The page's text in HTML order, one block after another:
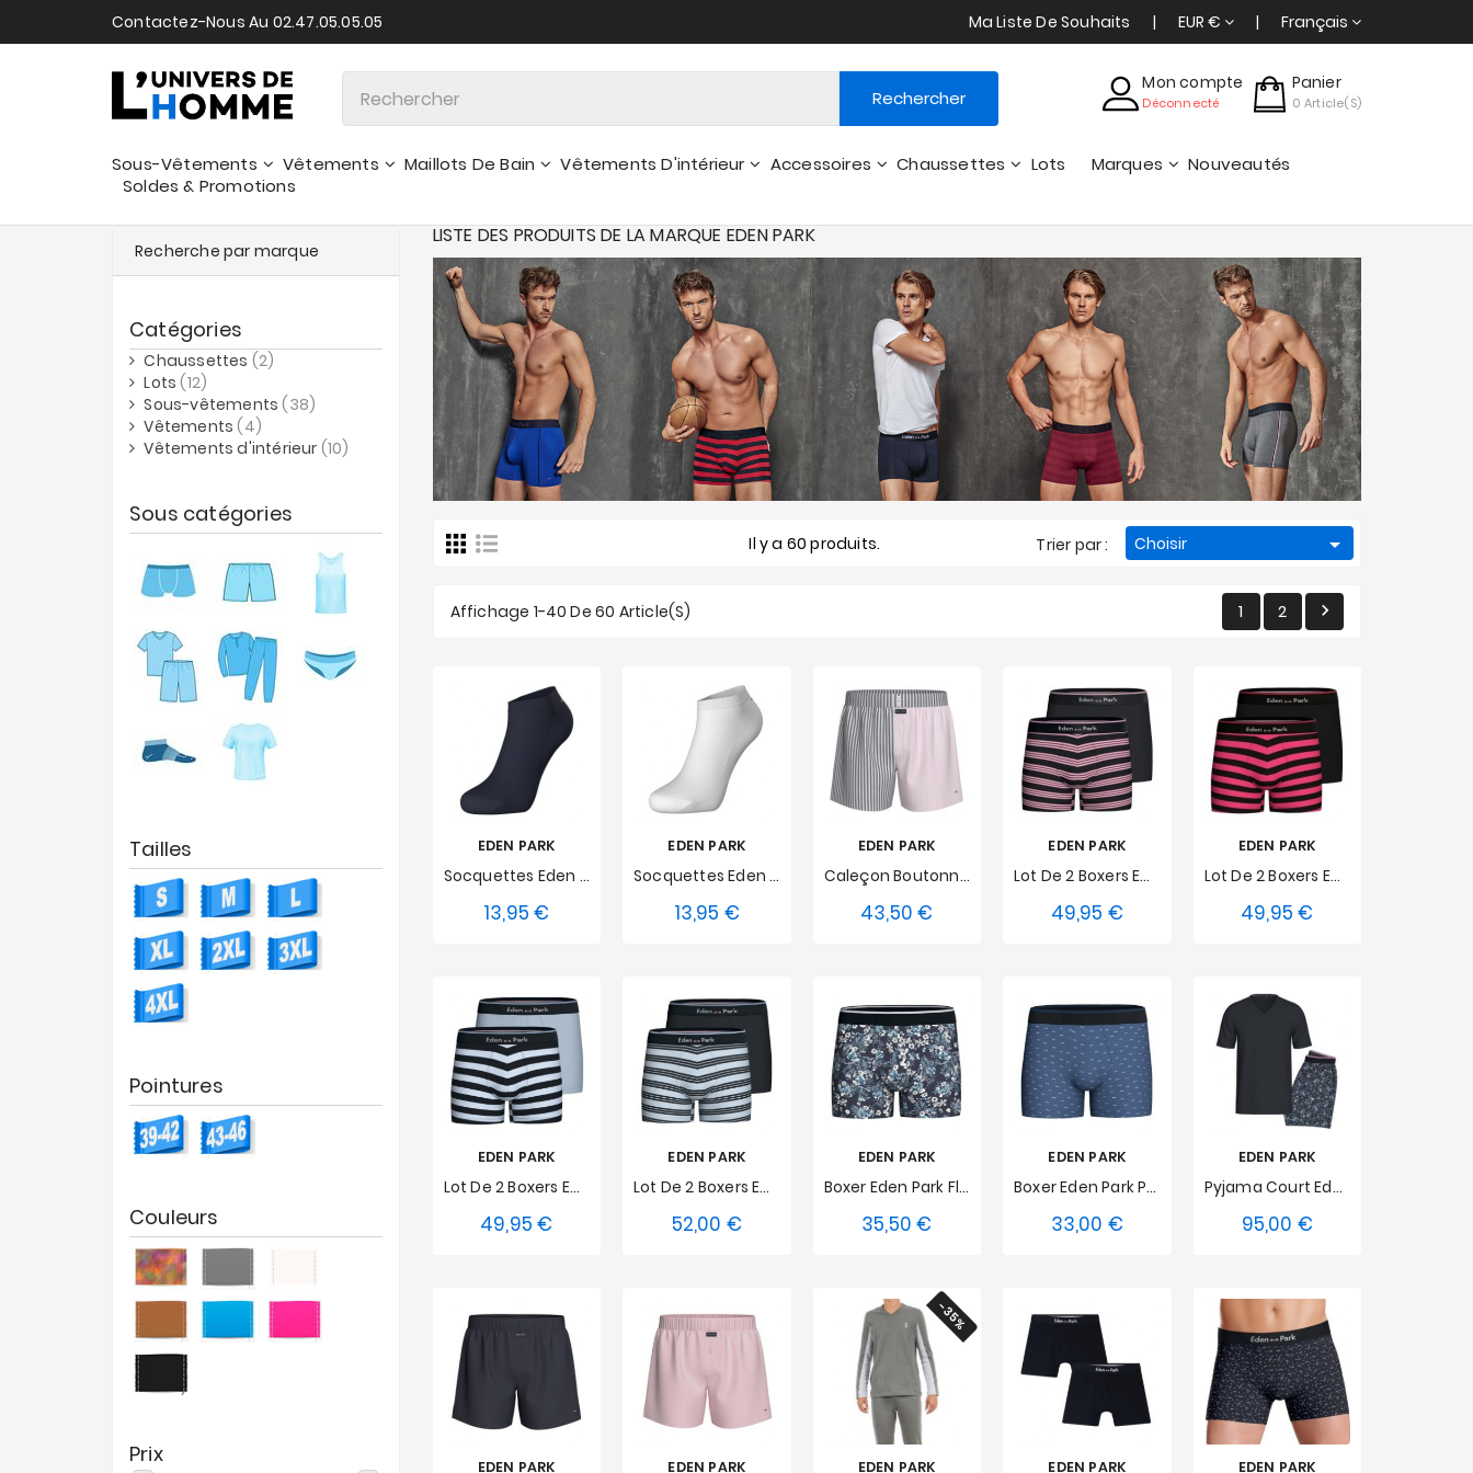
Contactez-Nous Au 02.47.05.05.05 Ma Liste De Souhaits EUR € Français
Rechercher
Mon compte
Déconnecté
Panier
0 Article(s)
Sous-Vêtements Vêtements Maillots De Bain Vêtements D'intérieur Accessoires Chaussettes Lots Marques
Nouveautés
Soldes & Promotions
Recherche par marque
Catégories
Chaussettes (2)
Lots(12)
Sous-vêtements(38)
Vêtements(4)
Vêtements d'intérieur (10)
Sous catégories
Tailles
Pointures
Couleurs
Prix
LISTE DES PRODUITS DE LA MARQUE EDEN PARK
Il y a 60 produits. Trier par : Choisir 
Affichage 1-40 De 60 Article(s) 1 2 
EDEN PARK
Socquettes Eden Park Sport - Bleu Marine
13,95 €
39-42 43-46
EDEN PARK
Socquettes Eden Park Sport - Blanche
13,95 €Prix
39-42 43-46
EDEN PARK
Caleçon Boutonné Eden Park Avec Suspensoir Double Jeu - Rose / Gris
43,50 €
S M
EDEN PARK
Lot De 2 Boxers Eden Park Petites Rayures - Rose
49,95 €Prix
S M
EDEN PARK
Lot De 2 Boxers Eden Park Rayés - Fushia
49,95 €
S M
EDEN PARK
Lot De 2 Boxers Eden Park Rayés - Bleu Ciel
49,95 €
S M
EDEN PARK
Lot De 2 Boxers Eden Park Rayés - Bleu / Marine
52,00 €Prix
M
EDEN PARK
Boxer Eden Park Floral - Bleu
35,50 €
M
4XL
EDEN PARK
Boxer Eden Park Papillons - Bleu
33,00 €Prix
S M
EDEN PARK
Pyjama Court Eden Park
95,00 €Prix
M
EDEN PARK EDEN PARK
-35%
EDEN PARK EDEN PARK EDEN PARK